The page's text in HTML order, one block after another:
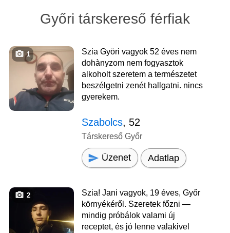
Győri társkereső férfiak
1
Szia Györi vagyok 52 éves nem
dohànyzom nem fogyasztok
alkoholt szeretem a természetet
beszélgetni zenét hallgatni. nincs
gyerekem.
Szabolcs, 52
Társkereső Győr
Üzenet Adatlap
2
Szia! Jani vagyok, 19 éves, Győr
környékéről. Szeretek főzni —
mindig próbálok valami új
receptet, és jó lenne valakivel